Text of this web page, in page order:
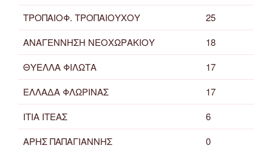
ΤΡΟΠΑΙΟΦ. ΤΡΟΠΑΙΟΥΧΟΥ
25
ΑΝΑΓΕΝΝΗΣΗ ΝΕΟΧΩΡΑΚΙΟΥ
18
ΘΥΕΛΛΑ ΦΙΛΩΤΑ
17
ΕΛΛΑΔΑ ΦΛΩΡΙΝΑΣ
17
ΙΤΙΑ ΙΤΕΑΣ
6
ΑΡΗΣ ΠΑΠΑΓΙΑΝΝΗΣ
0